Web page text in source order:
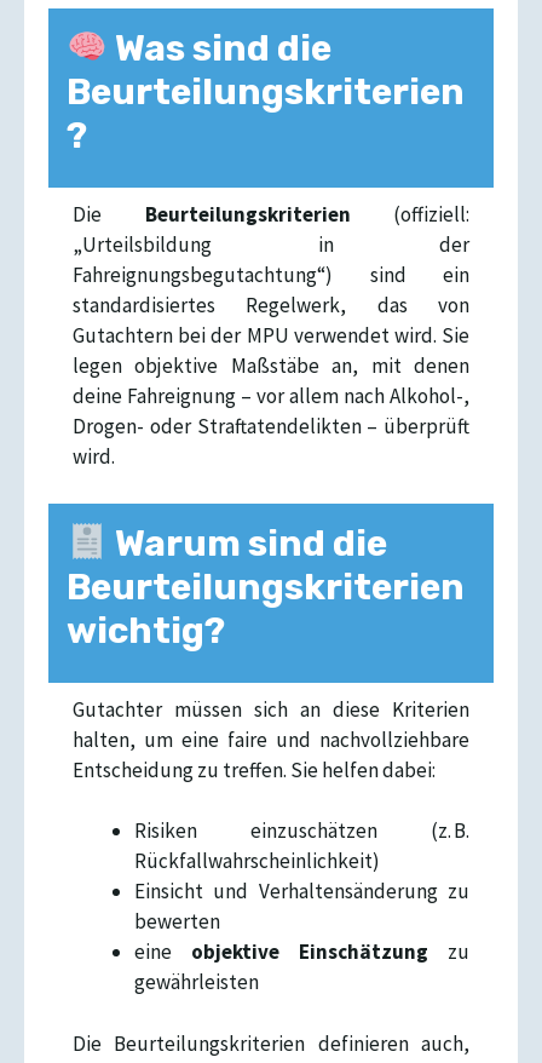
Was sind die
Beurteilungskriterien
?
Die Beurteilungskriterien (offiziell:
„Urteilsbildung in der
Fahreignungsbegutachtung“) sind ein
standardisiertes Regelwerk, das von
Gutachtern bei der MPU verwendet wird. Sie
legen objektive Maßstäbe an, mit denen
deine Fahreignung – vor allem nach Alkohol-,
Drogen- oder Straftatendelikten – überprüft
wird.
Warum sind die
Beurteilungskriterien
wichtig?
Gutachter müssen sich an diese Kriterien
halten, um eine faire und nachvollziehbare
Entscheidung zu treffen. Sie helfen dabei:
Risiken einzuschätzen (z. B.
Rückfallwahrscheinlichkeit)
Einsicht und Verhaltensänderung zu
bewerten
eine objektive Einschätzung zu
gewährleisten
Die Beurteilungskriterien definieren auch,